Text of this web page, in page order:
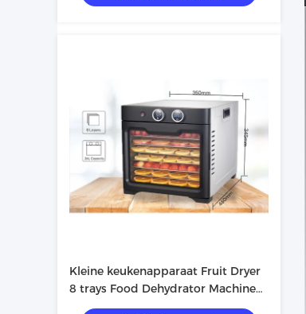
Kleine keukenapparaat Fruit Dryer
8 trays Food Dehydrator Machine
Home